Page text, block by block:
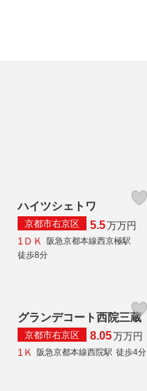
ハイツシェトワ
京都市右京区 5.5万万円
1ＤＫ
阪急京都本線西京極駅
徒歩8分
グランデコート西院三蔵
京都市右京区 8.05万万円
1Ｋ
阪急京都本線西院駅 徒歩4分